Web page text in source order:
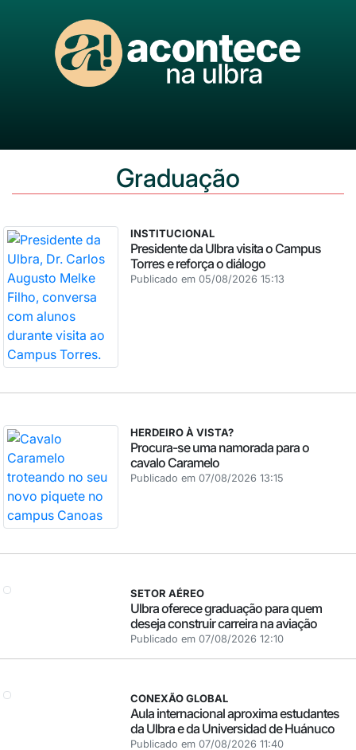
Graduação
INSTITUCIONAL
Presidente da Ulbra visita o Campus
Torres e reforça o diálogo
Publicado em 05/08/2026 15:13
HERDEIRO À VISTA?
Procura-se uma namorada para o
cavalo Caramelo
Publicado em 07/08/2026 13:15
SETOR AÉREO
Ulbra oferece graduação para quem
deseja construir carreira na aviação
Publicado em 07/08/2026 12:10
CONEXÃO GLOBAL
Aula internacional aproxima estudantes
da Ulbra e da Universidad de Huánuco
Publicado em 07/08/2026 11:40